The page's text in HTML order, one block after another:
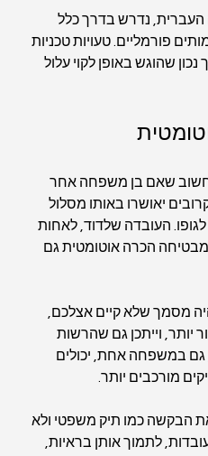
נדרש בדרך כלל
פורמליים. טעויות טכניות
שהוגש באופן לקוי עלול
שאם בן משפחה אחר
יאושרו באותו מסלול
לגופו. העובדה שלדוד, לאחות
מבטיחה הכרה אוטומטית גם
מסמך שלא קיים אצלכם,
יותר, וייתכן גם שהרשות
גם במשפחה אחת, יכולים
מורכבים יותר.
הבקשה כמו תיק משפטי ולא
לתמוך אותן בראיות,